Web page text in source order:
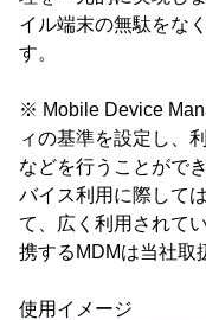
イル端末の無駄をな
す。
※ Mobile Device
ィの基準を設定し、
などを行うことがで
バイス利用に際して
て、広く利用されて
携するMDMは当社取
使用イメージ